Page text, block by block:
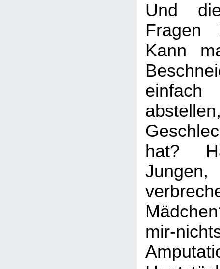
Und
Fragen
Kann
hat?
Jungen,
mir-